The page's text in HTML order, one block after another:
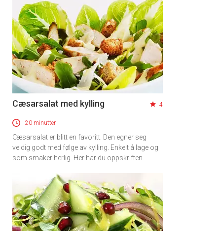
Cæsarsalat med kylling 4
20 minutter
Cæsarsalat er blitt en favoritt. Den egner seg
veldig godt med følge av kylling. Enkelt å lage og
som smaker herlig. Her har du oppskriften.